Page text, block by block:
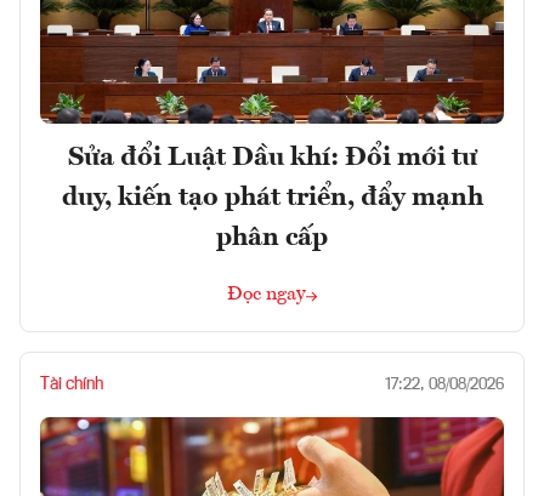
Sửa đổi Luật Dầu khí: Đổi mới tư
duy, kiến tạo phát triển, đẩy mạnh
phân cấp
Đọc ngay
Tài chính 17:22, 08/08/2026